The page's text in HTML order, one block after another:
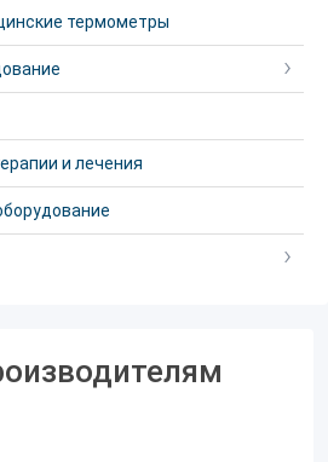
термометры
и лечения